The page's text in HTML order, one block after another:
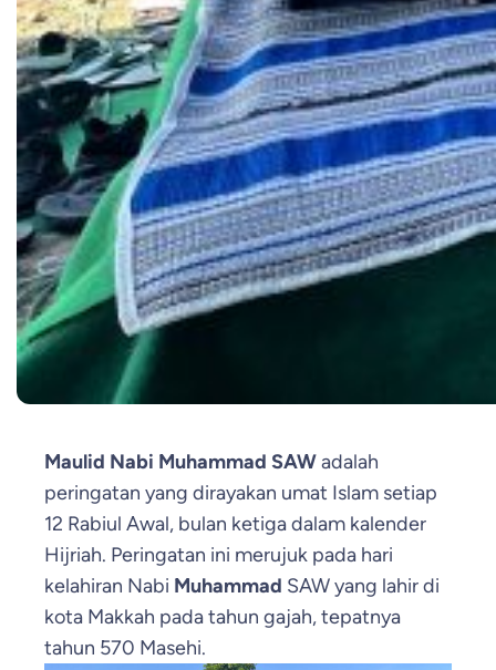
Maulid Nabi Muhammad SAWadalah
peringatan yang dirayakan umat Islam setiap
12 Rabiul Awal, bulan ketiga dalam kalender
Hijriah. Peringatan ini merujuk pada hari
kelahiran Nabi Muhammad SAW yang lahir di
kota Makkah pada tahun gajah, tepatnya
tahun 570 Masehi.